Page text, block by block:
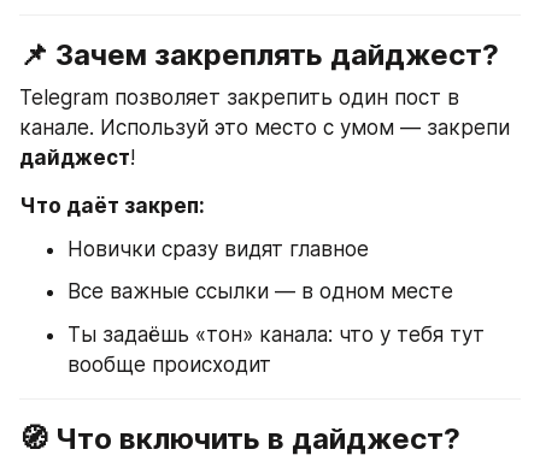
📌 Зачем закреплять дайджест?
Telegram позволяет закрепить один пост в
дайджест!
Что даёт закреп:
Новички сразу видят главное
Все важные ссылки — в одном месте
Ты задаёшь «тон» канала: что у тебя тут
вообще происходит
🧭 Что включить в дайджест?